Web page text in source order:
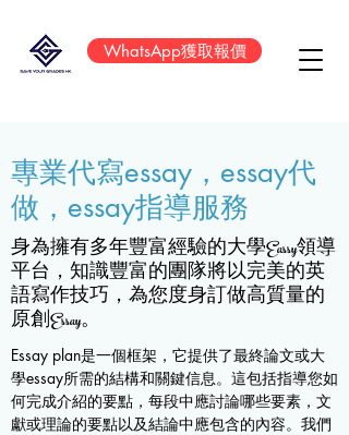
WhatsApp獲取報價
專業代寫essay，essay代
做，essay指導服務
身為擁有多年豐富經驗的大學Eassy領導
平台，知識豐富的團隊將以完美的英
語寫作技巧，為您度身訂做高質量的
原創Essay。
Essay plan是一個框架，它提供了最終論文或大
學essay所需的結構和關鍵信息。這包括指導您如
何完成介紹的要點，每段中應討論哪些要素，文
獻或理論的要點以及結論中應包含的內容。我們